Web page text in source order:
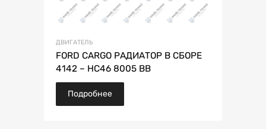
ДВИГАТЕЛЬ
FORD CARGO РАДИАТОР В СБОРЕ
4142 – HC46 8005 BB
Подробнее